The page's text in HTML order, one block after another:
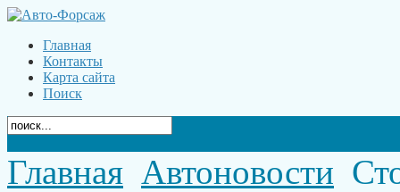
Главная
Контакты
Карта сайта
Поиск
Главная Автоновости